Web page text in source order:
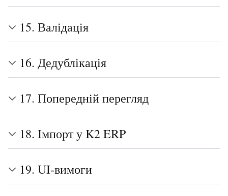
15. Валідація
16. Дедублікація
17. Попередній перегляд
18. Імпорт у K2 ERP
19. UI-вимоги